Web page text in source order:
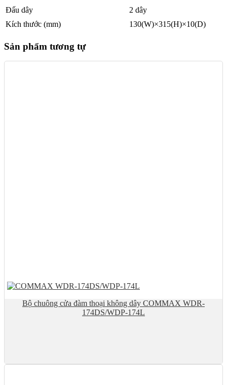
Đấu dây
2 dây
Kích thước (mm)
130(W)×315(H)×10(D)
Sản phẩm tương tự
Bộ chuông cửa đàm thoại không dây COMMAX WDR-
174DS/WDP-174L